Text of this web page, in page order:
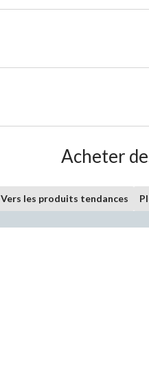
Acheter
Vers les produits tendances